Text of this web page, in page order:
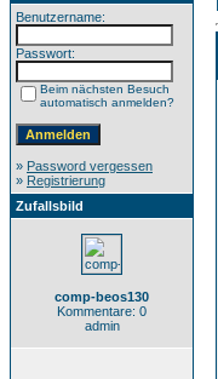
Benutzername:
Passwort:
Beim nächsten Besuch
automatisch anmelden?
» Password vergessen
» Registrierung
Zufallsbild
comp-beos130
Kommentare: 0
admin